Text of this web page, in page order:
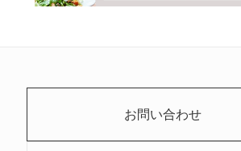
お問い合わせ